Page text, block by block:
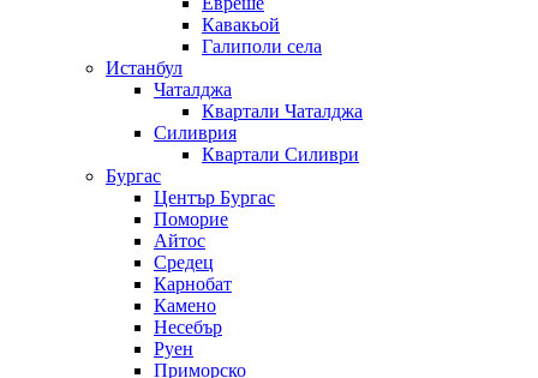
Кавакьой
Галиполи села
Истанбул
Чаталджа
Квартали Чаталджа
Силиврия
Квартали Силиври
Бургас
Център Бургас
Поморие
Айтос
Средец
Карнобат
Камено
Несебър
Руен
Приморско